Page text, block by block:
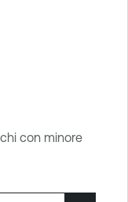
con minore